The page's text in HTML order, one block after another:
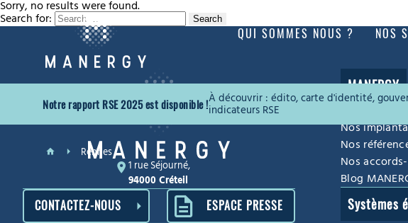
QUI SOMMES NOUS ? NOS
Rennes
Notre rapport RSE 2025 est disponible !À découvrir : édito, carte d'identité,
indicateurs RSE
Sorry, no results were found.
Search for:
Search
1 rue Séjourné,
94000 Créteil
CONTACTEZ-NOUS ESPACE PRESSE
MANERGY
Nos
Nos
Nos
Blog
Systèmes